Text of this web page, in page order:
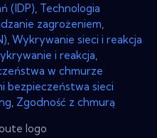
(IDP) Technologia
zagrożeniem
Wykrywanie sieci i reakcja
i reakcja
w chmurze
bezpieczeństwa sieci
Zgodność z chmurą